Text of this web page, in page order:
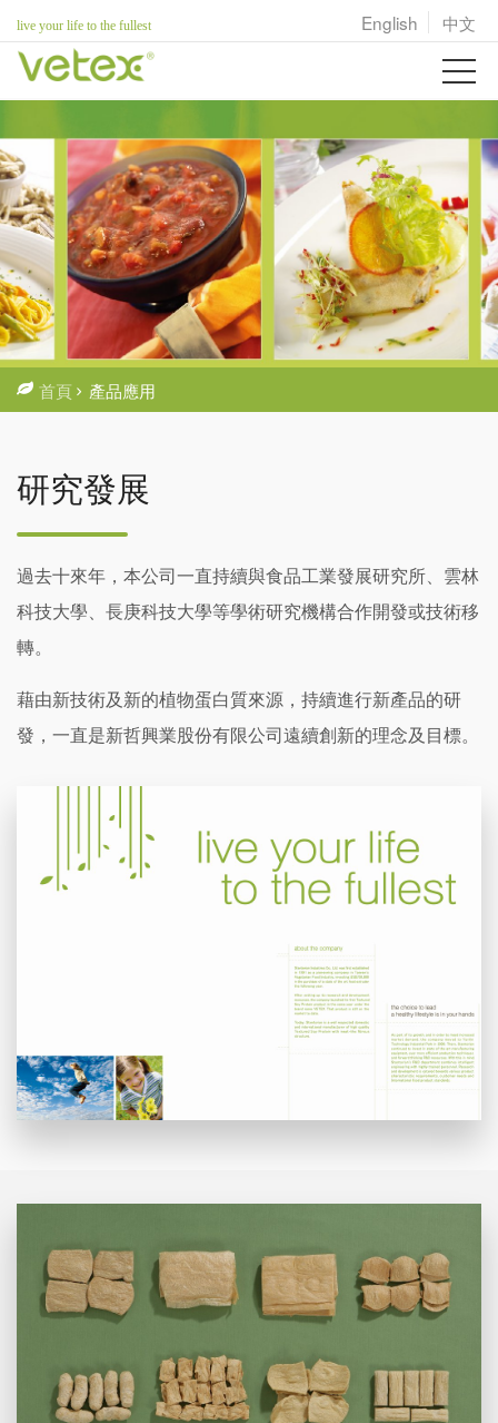
live your life to the fullest English 中文
首頁 產品應用
研究發展
過去十來年，本公司一直持續與食品工業發展研究所、雲林
科技大學、長庚科技大學等學術研究機構合作開發或技術移
轉。
藉由新技術及新的植物蛋白質來源，持續進行新產品的研
發，一直是新哲興業股份有限公司遠續創新的理念及目標。